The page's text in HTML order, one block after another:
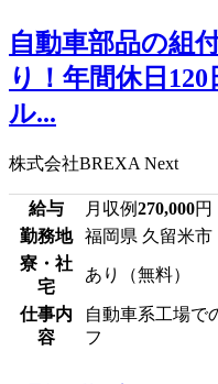
自動車部品の組
り！年間休日
ル...
株式会社BREXA Next
給与 月収例270,000円
勤務地
福岡県 久留米市
寮・社
宅
あり（無料）
仕事内
容
自動車系工場で
フ